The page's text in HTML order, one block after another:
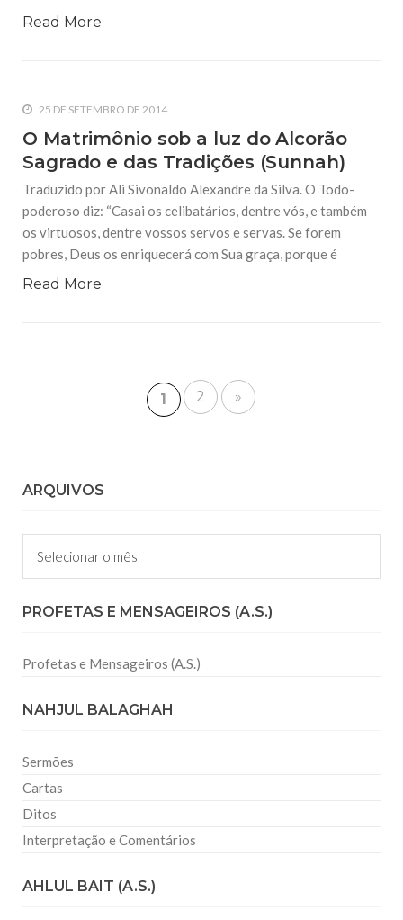
Read More
25 DE SETEMBRO DE 2014
O Matrimônio sob a luz do Alcorão
Sagrado e das Tradições (Sunnah)
Traduzido por Ali Sivonaldo Alexandre da Silva. O Todo-
poderoso diz: “Casai os celibatários, dentre vós, e também
os virtuosos, dentre vossos servos e servas. Se forem
pobres, Deus os enriquecerá com Sua graça, porque é
Read More
1 2 »
ARQUIVOS
Arquivos
PROFETAS E MENSAGEIROS (A.S.)
Profetas e Mensageiros (A.S.)
NAHJUL BALAGHAH
Sermões
Cartas
Ditos
Interpretação e Comentários
AHLUL BAIT (A.S.)